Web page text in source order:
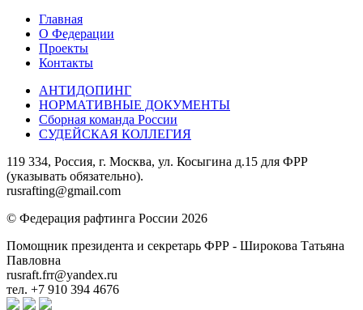
Главная
О Федерации
Проекты
Контакты
АНТИДОПИНГ
НОРМАТИВНЫЕ ДОКУМЕНТЫ
Сборная команда России
СУДЕЙСКАЯ КОЛЛЕГИЯ
119 334, Россия, г. Москва, ул. Косыгина д.15 для ФРР
(указывать обязательно).
rusrafting@gmail.com
© Федерация рафтинга России 2026
Помощник президента и секретарь ФРР - Широкова Татьяна
Павловна
rusraft.frr@yandex.ru
тел. +7 910 394 4676